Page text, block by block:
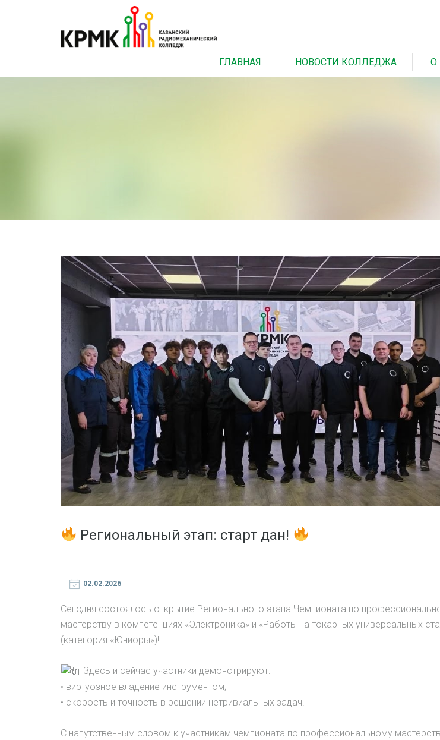
ГЛАВНАЯ НОВОСТИ КОЛЛЕДЖА О
Региональный этап: старт дан!
02.02.2026
Сегодня состоялось открытие Регионального этапа Чемпионата по
мастерству в компетенциях «Электроника» и «Работы на токарных универсальных
(категория «Юниоры»)!
Здесь и сейчас участники демонстрируют:
• виртуозное владение инструментом;
• скорость и точность в решении нетривиальных задач.
С напутственным словом к участникам чемпионата по профессиональному